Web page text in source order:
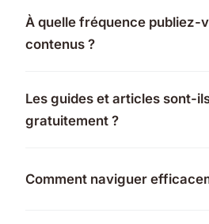
À quelle fréquence publiez-
contenus ?
Les guides et articles sont-
gratuitement ?
Comment naviguer